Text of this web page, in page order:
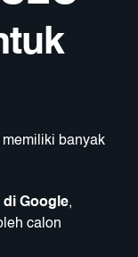
memiliki banyak
di Google,
calon